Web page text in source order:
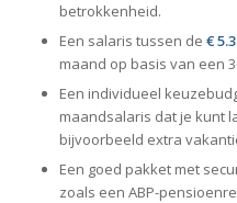
betrokkenheid.
Een salaris tussen de €
maand op basis van een
Een individueel
maandsalaris dat je kunt
bijvoorbeeld extra
Een goed pakket met
zoals een ABP-